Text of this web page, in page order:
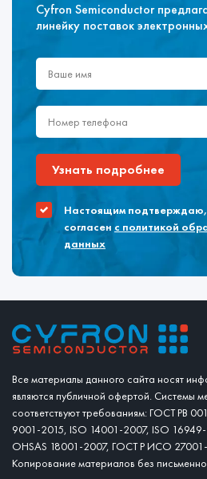
Cyfron Semiconductor
линейку поставок
Узнать подробнее
Настоящим подтверждаю,
согласен с политикой
данных
Все материалы данного сайта носят
являются публичной офертой. Системы
соответствуют требованиям: ГОСТ РВ
9001-2015, ISO 14001-2007, ISO
OHSAS 18001-2007, ГОСТ Р ИСО
Копирование материалов без